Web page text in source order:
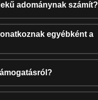
adománynak számít?
egyébként a